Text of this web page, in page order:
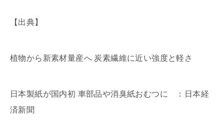
【出典】
植物から新素材量産へ 炭素繊維に近い強度と軽さ
日本製紙が国内初 車部品や消臭紙おむつに ：日本経
済新聞